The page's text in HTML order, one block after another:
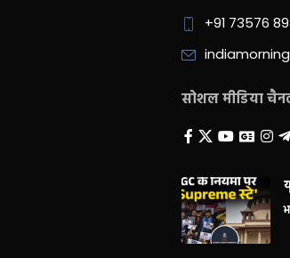
+91 73576
सोशल मीडिया